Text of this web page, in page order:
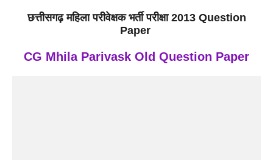
छत्तीसगढ़ महिला परीवेक्षक भर्ती परीक्षा 2013 Question
Paper
CG Mhila Parivask Old Question Paper